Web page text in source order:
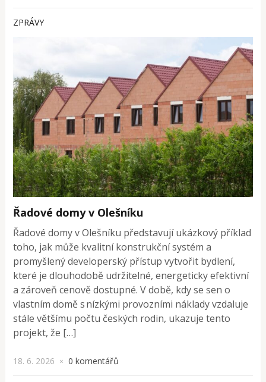
ZPRÁVY
Řadové domy v Olešníku
Řadové domy v Olešníku představují ukázkový příklad
toho, jak může kvalitní konstrukční systém a
promyšlený developerský přístup vytvořit bydlení,
které je dlouhodobě udržitelné, energeticky efektivní
a zároveň cenově dostupné. V době, kdy se sen o
vlastním domě s nízkými provozními náklady vzdaluje
stále většímu počtu českých rodin, ukazuje tento
projekt, že […]
18. 6. 2026 × 0 komentářů